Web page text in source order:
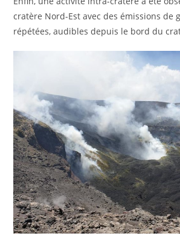
cratère Nord-Est avec des émissions de
répétées, audibles depuis le bord du